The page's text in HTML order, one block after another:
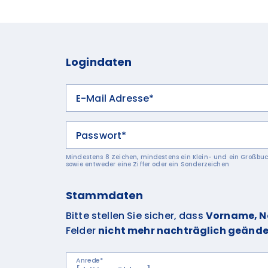
Logindaten
E-Mail Adresse*
Passwort*
Mindestens 8 Zeichen, mindestens ein Klein- und ein
sowie entweder eine Ziffer oder ein Sonderzeichen
Stammdaten
Bitte stellen Sie sicher, dass Vorname,
Felder nicht mehr nachträglich
Anrede*